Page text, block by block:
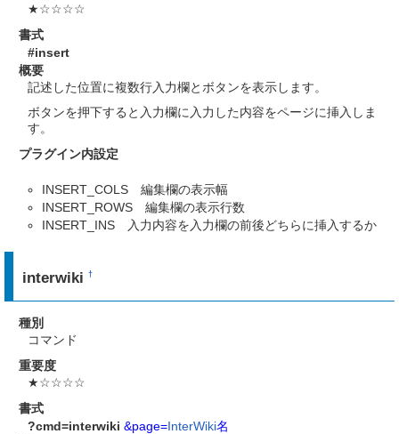
★☆☆☆☆
書式
#insert
概要
記述した位置に複数行入力欄とボタンを表示します。
ボタンを押下すると入力欄に入力した内容をページに挿入しま
す。
プラグイン内設定
INSERT_COLS 編集欄の表示幅
INSERT_ROWS 編集欄の表示行数
INSERT_INS 入力内容を入力欄の前後どちらに挿入するか
interwiki†
種別
コマンド
重要度
★☆☆☆☆
書式
?cmd=interwiki &page=InterWiki名